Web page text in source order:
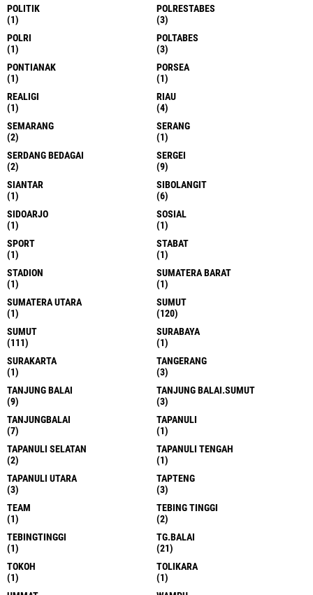
POLITIK
(1)
POLRESTABES
(3)
POLRI
(1)
POLTABES
(3)
PONTIANAK
(1)
PORSEA
(1)
REALIGI
(1)
RIAU
(4)
SEMARANG
(2)
SERANG
(1)
SERDANG BEDAGAI
(2)
SERGEI
(9)
SIANTAR
(1)
SIBOLANGIT
(6)
SIDOARJO
(1)
SOSIAL
(1)
SPORT
(1)
STABAT
(1)
STADION
(1)
SUMATERA BARAT
(1)
SUMATERA UTARA
(1)
SUMUT
(120)
SUMUT
(111)
SURABAYA
(1)
SURAKARTA
(1)
TANGERANG
(3)
TANJUNG BALAI
(9)
TANJUNG BALAI.SUMUT
(3)
TANJUNGBALAI
(7)
TAPANULI
(1)
TAPANULI SELATAN
(2)
TAPANULI TENGAH
(1)
TAPANULI UTARA
(3)
TAPTENG
(3)
TEAM
(1)
TEBING TINGGI
(2)
TEBINGTINGGI
(1)
TG.BALAI
(21)
TOKOH
(1)
TOLIKARA
(1)